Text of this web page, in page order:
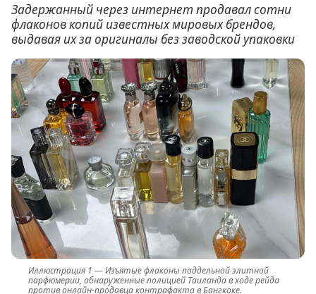
Задержанный через интернет продавал сотни
флаконов копий известных мировых брендов,
выдавая их за оригиналы без заводской упаковки
Изъятые флаконы поддельной элитной
парфюмерии, обнаруженные полицией Таиланда в ходе рейда
против онлайн-продавца контрафакта в Бангкоке.